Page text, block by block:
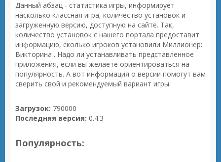
Данный абзац - статистика игры, информирует
насколько классная игра, количество установок и
загруженную версию, доступную на сайте. Так,
количество установок с нашего портала предоставит
информацию, сколько игроков установили Миллионер:
Викторина . Надо ли устанавливать представленное
приложения, если вы желаете ориентироваться на
популярность. А вот информация о версии помогут вам
сверить свой и рекомендуемый вариант игры.
Загрузок: 790000
Последняя версия: 0.4.3
Популярность: